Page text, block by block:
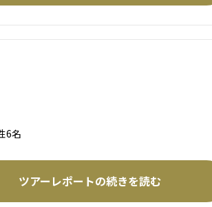
6名
ツアーレポートの続きを読む